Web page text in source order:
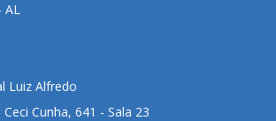
AL
Luiz Alfredo
Cunha, 641 - Sala 23